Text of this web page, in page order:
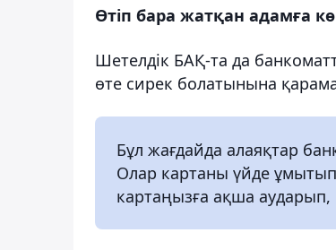
Өтіп бара жатқан адамға
Шетелдік БАҚ-та да
өте сирек болатынына
Бұл жағдайда алаяқтар
Олар картаны үйде
картаңызға ақша аударып,